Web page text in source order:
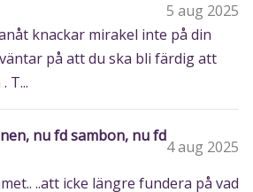
5 aug 2025
knackar mirakel inte på din
på att du ska bli färdig att
T...
nu fd sambon, nu fd
4 aug 2025
..att icke längre fundera på vad